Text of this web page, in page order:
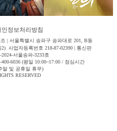
인정보처리방침
| 서울특별시 송파구 송파대로 201, B동
사업자등록번호 218-87-02390 | 통신판
서울송파-3233호
400-6036 (평일 10:00~17:00 / 점심시간
말 및 공휴일 휴무)
RESERVED